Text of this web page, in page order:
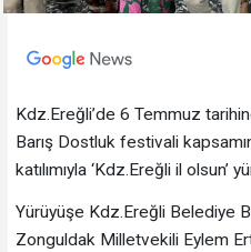
Kdz.Ereğli’de 6 Temmuz
Barış Dostluk festivali
katılımıyla ‘Kdz.Ereğli il olsun’
Yürüyüşe Kdz.Ereğli Belediye
Zonguldak Milletvekili Eylem